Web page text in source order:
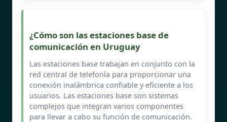
¿Cómo son las estaciones base de
comunicación en Uruguay
Las estaciones base trabajan en conjunto con la
red central de telefonía para proporcionar una
conexión inalámbrica confiable y eficiente a los
usuarios. Las estaciones base son sistemas
complejos que integran varios componentes
para llevar a cabo su función de comunicación.